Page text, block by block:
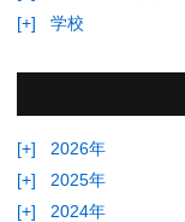
[+]
学校
[+]
2026年
[+]
2025年
[+]
2024年